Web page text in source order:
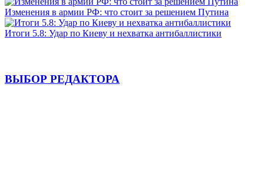
Изменения в армии РФ: что стоит за решением Путина
Итоги 5.8: Удар по Киеву и нехватка антибаллистики
ВЫБОР РЕДАКТОРА